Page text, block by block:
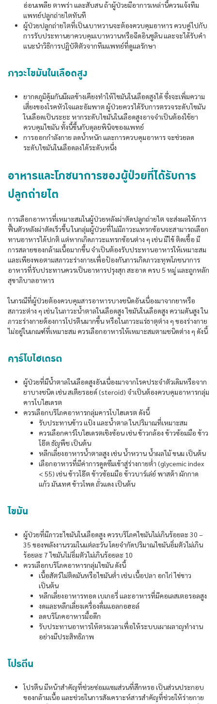
อ่อนเพลีย ตาพร่า และสับสน ถ้าผู้ป่วยมีอาการเหล่านี้ควรแจ้งทีม
แพทย์ปลูกถ่ายไตทันที
ผู้ป่วยปลูกถ่ายไตที่เป็นเบาหวานจะต้องควบคุมอาหาร ควบคู่ไปกับ
การรับประทานยาควบคุมเบาหวานหรือฉีดอินซูลิน และจะได้รับคำ
แนะนำวิธิการปฏิบัติตัวจากทีมแพทย์ที่ดูแลรักษา
ภาวะไขมันในเลือดสูง
ยากดภูมิคุ้มกันมีผลข้างเคียงทำให้ไขมันในเลือดสูงได้ ซึ่งจะเพิ่มความ
เสี่ยงของโรคหัวใจและอัมพาต ผู้ป่วยควรได้รับการตรวจระดับไขมัน
ในเลือดเป็นระยะ หากระดับไขมันในเลือดสูงอาจจำเป็นต้องใช้ยา
ควบคุมไขมัน ทั้งนี้ขึ้นกับดุลยพินิจของแพทย์
การออกกำลังกาย ลดน้ำหนัก และการควบคุมอาหาร จะช่วยลด
ระดับไขมันในเลือดลงได้ระดับหนึ่ง
อาหารและโภชนาการของผู้ป่วยที่ได้รับการ
ปลูกถ่ายไต
การเลือกอาหารที่เหมาะสมในผู้ป่วยหลังผ่าตัดปลูกถ่ายไต จะส่งผลให้การ
ฟื้นตัวหลังผ่าตัดเร็วขึ้น ในกลุ่มผู้ป่วยที่ไม่มีภาวะแทรกซ้อนจะสามารถเลือก
ทานอาหารได้ปกติ แต่หากเกิดภาวะแทรกซ้อนต่าง ๆ เช่น มีไข้ ติดเชื้อ มี
การสลายของกล้ามเนื้อมากขึ้น จำเป็นต้องรับประทานอาหารให้เหมาะสม
และเพียงพอตามสภาวะร่างกายเพื่อป้องกันการเกิดภาวะทุพโภชนาการ
อาหารที่รับประทานควรเป็นอาหารปรุงสุก สะอาด ครบ 5 หมู่ และถูกหลัก
สุขาภิบาลอาหาร
ในกรณีที่ผู้ป่วยต้องควบคุมสารอาหารบางชนิดอันเนื่องมาจากยาหรือ
สภาวะต่าง ๆ เช่น ในภาวะน้ำตาลในเลือดสูง ไขมันในเลือดสูง ความดันสูง ใน
ภาวะร่างกายต้องการโปรตีนมากขึ้น หรือในภาวะแร่ธาตุต่าง ๆ ของร่างกาย
ไม่อยู่ในเกณฑ์ที่เหมาะสม ควรเลือกอาหารให้เหมาะสมตามชนิดต่าง ๆ ดังนี้
คาร์โบไฮเดรต
ผู้ป่วยที่มีน้ำตาลในเลือดสูงอันเนื่องมาจากโรคประจำตัวเดิมหรือจาก
ยาบางชนิด เช่น สเตียรอยด์ (steroid) จำเป็นต้องควบคุมอาหารกลุ่ม
คารโบไฮเดรต
ควรเลือกบริโภคอาหารกลุ่มคารโบไฮเดรต ดังนี้
รับประทานข้าว แป้ง และน้ำตาล ในปริมาณที่เหมาะสม
ควรเลือกคาร์โบไฮเดรตเชิงซ้อน เช่น ข้าวกล้อง ข้าวซ้อมมือ ข้าว
โอ๊ต ธัญพืช เป็นต้น
หลีกเลี่ยงอาหารน้ำตาลสูง เช่น น้ำหวาน น้ำผลไม้ ขนม เป็นต้น
เลือกอาหารที่มีค่าการดูดซึมเข้าสู่ร่างกายต่ำ (glycemic index
< 55) เช่น ข้าวโอ๊ต ข้าวซ้อมมือ ข้าวบาร์เล่ย์ พาสต้า ผักกาด
แก้ว มันเทศ ข้าวโพด ถั่วแดง เป็นต้น
ไขมัน
ผู้ป่วยที่มีภาวะไขมันในเลือดสูง ควรบริโภคไขมันไม่เกินร้อยละ 30 –
35 ของพลังงานรวมในแต่ละวัน โดยจำกัดปริมาณไขมันอิ่มตัวไม่เกิน
ร้อยละ 7 ไขมันไม่อิ่มตัวไม่เกินร้อยละ 10
ควรเลือกบริโภคอาหารกลุ่มไขมัน ดังนี้
เนื้อสัตว์ไม่ติดมันหรือไขมันต่ำ เช่น เนื้อปลา อกไก่ ไข่ขาว
เป็นต้น
หลีกเลี่ยงอาหารทอด เบเกอรี่ และอาหารที่มีคอเลสเตอรอลสูง
งดและหลีกเลี่ยงเครื่องดื่มแอลกอฮอล์
ลดบริโภคอาหารมื้อดึก
รับประทานอาหารให้ตรงเวลาเพื่อให้ระบบเผาผลาญทำงาน
อย่างมีประสิทธิภาพ
โปรตีน
โปรตีน มีหน้าสำคัญที่ช่วยซ่อมแซมส่วนที่สึกหรอ เป็นส่วนประกอบ
ของกล้ามเนื้อ และช่วยในการสังเคราะห์สารสำคัญที่ช่วยให้ร่ายกาย